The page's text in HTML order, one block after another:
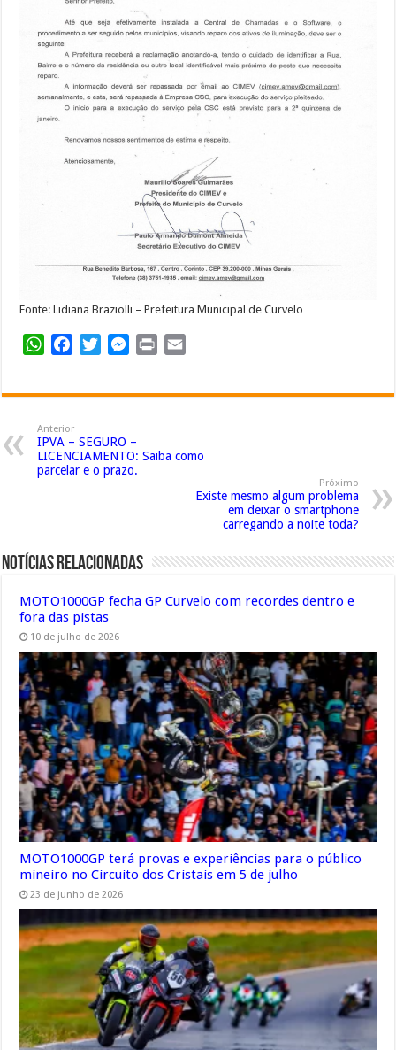
Fonte: Lidiana Braziolli – Prefeitura Municipal de Curvelo
WhatsAppFacebookTwitterMessenger
Print
Anterior
IPVA – SEGURO –
LICENCIAMENTO: Saiba como
parcelar e o prazo.
Próximo
Existe mesmo algum problema
em deixar o smartphone
carregando a noite toda?
Notícias Relacionadas
MOTO1000GP fecha GP Curvelo com recordes dentro e
fora das pistas
10 de julho de 2026
MOTO1000GP terá provas e experiências para o público
mineiro no Circuito dos Cristais em 5 de julho
23 de junho de 2026